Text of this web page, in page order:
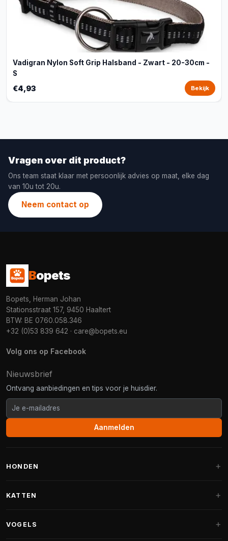
Vadigran Nylon Soft Grip Halsband - Zwart - 20-30cm -
S
€4,93 Bekijk
Vragen over dit product?
Ons team staat klaar met persoonlijk advies op maat, elke dag
van 10u tot 20u.
Neem contact op
Bopets
Bopets, Herman Johan
Stationsstraat 157, 9450 Haaltert
BTW: BE 0760.058.346
+32 (0)53 839 642 · care@bopets.eu
Volg ons op Facebook
Nieuwsbrief
Ontvang aanbiedingen en tips voor je huisdier.
Aanmelden
HONDEN
Fantail hondenmanden
KATTEN
VOGELS